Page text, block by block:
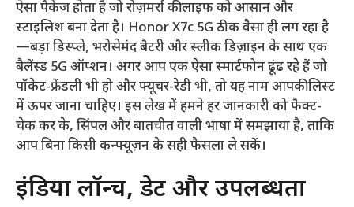
ऐसा पैकेज होता है जो रोज़मर्रा की लाइफ को आसान और
स्टाइलिश बना देता है। Honor X7c 5G ठीक वैसा ही लग रहा है
—बड़ा डिस्प्ले, भरोसेमंद बैटरी और स्लीक डिज़ाइन के साथ एक
बैलेंस्ड 5G ऑप्शन। अगर आप एक ऐसा स्मार्टफोन ढूंढ रहे हैं जो
पॉकेट-फ्रेंडली भी हो और फ्यूचर-रेडी भी, तो यह नाम आपकी लिस्ट
में ऊपर जाना चाहिए। इस लेख में हमने हर जानकारी को फैक्ट-
चेक कर के, सिंपल और बातचीत वाली भाषा में समझाया है, ताकि
आप बिना किसी कन्फ्यूज़न के सही फैसला ले सकें।
इंडिया लॉन्च, डेट और उपलब्धता